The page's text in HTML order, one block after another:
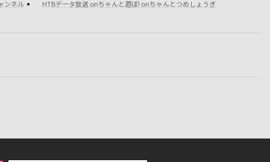
ンネル HTBデータ放送 onちゃんと遊ぼ! onちゃんとつめしょうぎ